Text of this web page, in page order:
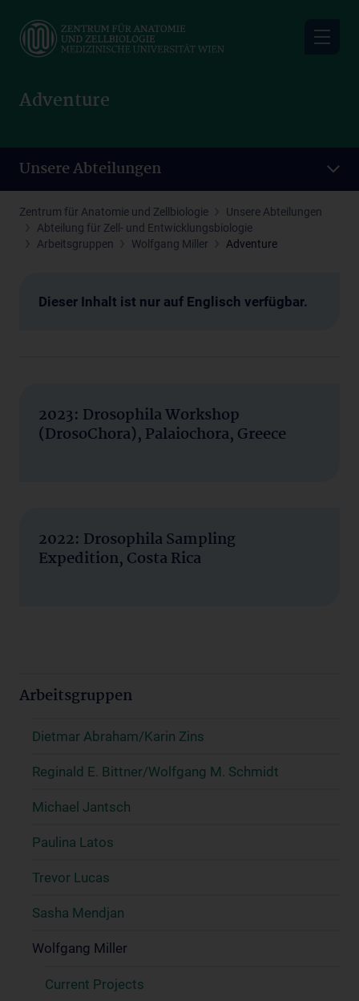
main
Adventure
Unsere Abteilungen
Zentrum für Anatomie und Zellbiologie
Unsere Abteilungen
Abteilung für Zell- und Entwicklungsbiologie
Arbeitsgruppen
Wolfgang Miller Adventure
Dieser Inhalt ist nur auf Englisch verfügbar.
2023: Drosophila Workshop
(DrosoChora), Palaiochora, Greece
2022: Drosophila Sampling
Expedition, Costa Rica
Arbeitsgruppen
Dietmar Abraham/Karin Zins
Reginald E. Bittner/Wolfgang M. Schmidt
Michael Jantsch
Paulina Latos
Trevor Lucas
Sasha Mendjan
Wolfgang Miller
Current Projects